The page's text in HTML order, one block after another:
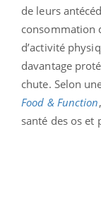
de leurs
consommation
d’activité
davantage
chute. Selon
Food & Function
santé des os et